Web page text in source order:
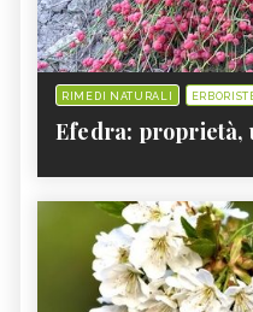
RIMEDI NATURALI
Efedra: proprietà,